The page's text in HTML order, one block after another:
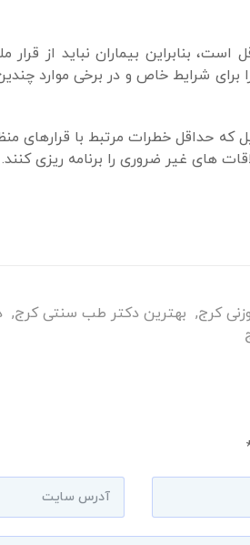
بنابراین بیماران نباید از
شرایط خاص و در برخی موارد
که حداقل خطرات مرتبط با قرارهای
های غیر ضروری را برنامه ریزی کنند.
کرج, بهترین دکتر طب سنتی کرج,